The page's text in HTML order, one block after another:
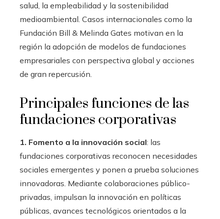
salud, la empleabilidad y la sostenibilidad
medioambiental. Casos internacionales como la
Fundación Bill & Melinda Gates motivan en la
región la adopción de modelos de fundaciones
empresariales con perspectiva global y acciones
de gran repercusión.
Principales funciones de las
fundaciones corporativas
1. Fomento a la innovación social: las
fundaciones corporativas reconocen necesidades
sociales emergentes y ponen a prueba soluciones
innovadoras. Mediante colaboraciones público-
privadas, impulsan la innovación en políticas
públicas, avances tecnológicos orientados a la